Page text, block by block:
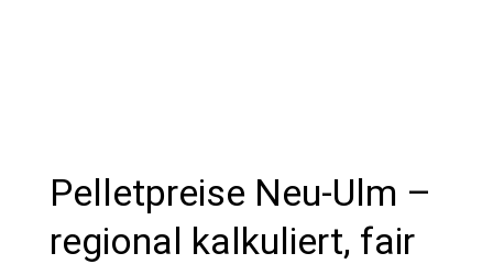
Pelletpreise Neu-Ulm –
regional kalkuliert, fair